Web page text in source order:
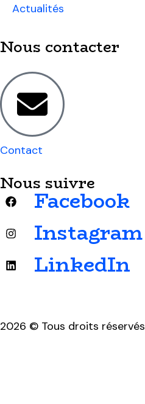
Actualités
Nous contacter
Contact
Nous suivre
Facebook
Instagram
LinkedIn
2026 © Tous droits réservés